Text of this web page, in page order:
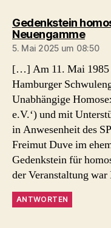
Gedenkstein
Neuengammesagt:
5. Mai 2025 um 08:50
[…] Am 11. Mai 1985
Hamburger
Unabhängige
e.V.‘) und mit
in Anwesenheit des
Freimut Duve im
Gedenkstein für
der Veranstaltung
ANTWORTEN